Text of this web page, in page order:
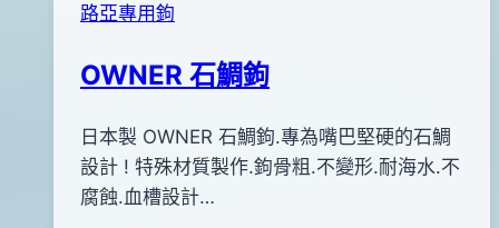
路亞專用鉤
OWNER 石鯛鉤
Bybc
pro-
shop
2013
年
06
日本製 OWNER 石鯛鉤.專為嘴巴堅硬的石鯛
設計 ! 特殊材質製作.鉤骨粗.不變形.耐海水.不
腐蝕.血槽設計…